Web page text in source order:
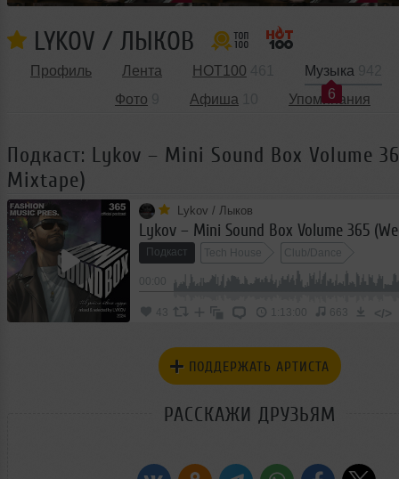
LYKOV / ЛЫКОВ
Профиль Лента HOT100
Музыка
6
Фото
Афиша Упоминания
Подкаст: Lykov – Mini Sound Box Volume
Mixtape)
Lykov / Лыков
Подкаст Tech House Club/Dance
43 1:13:00 663 </>
ПОДДЕРЖАТЬ АРТИСТА
РАССКАЖИ ДРУЗЬЯМ